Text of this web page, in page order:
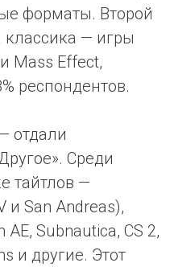
форматы. Второй
классика — игры
Mass Effect,
респондентов.
отдали
Среди
тайтлов —
и San Andreas),
Subnautica, CS 2,
и другие. Этот